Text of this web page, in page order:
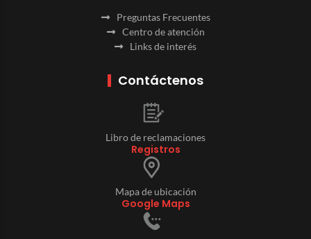
Preguntas Frecuentes
Centro de atención
Links de interés
Contáctenos
Libro de reclamaciones
Registros
Mapa de ubicación
Google Maps